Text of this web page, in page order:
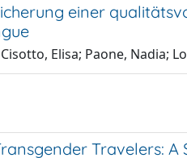
einer
Elisa; Paone, Nadia;
Travelers: